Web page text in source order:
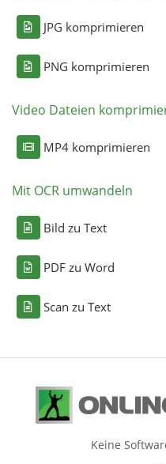
JPG komprimieren
PNG komprimieren
Video Dateien
MP4 komprimieren
Mit OCR umwandeln
Bild zu Text
PDF zu Word
Scan zu Text
Keine